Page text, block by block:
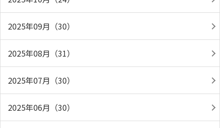
2025年09月（30）
2025年08月（31）
2025年07月（30）
2025年06月（30）